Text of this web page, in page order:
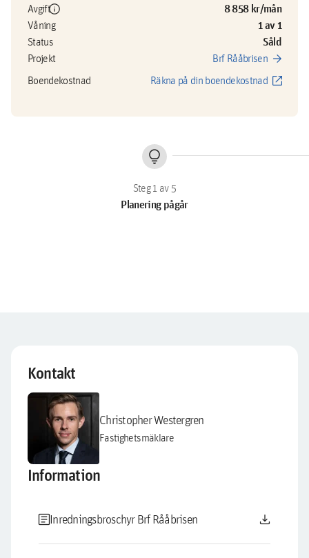
Avgiftinfo 8 858 kr/mån
Våning 1 av 1
Status Såld
Projekt Brf Rååbrisen arrow_forward
Boendekostnad Räkna på din boendekostnad open_in_new
lightbulb
Planering pågår
Kontakt
Christopher Westergren
Fastighetsmäklare
Information
articleInredningsbroschyr Brf Rååbrisen download